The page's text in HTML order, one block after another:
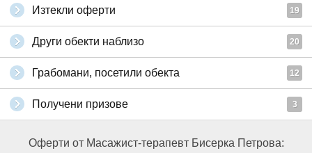
Изтекли оферти 19
Други обекти наблизо 20
Грабомани, посетили обекта 12
Получени призове 3
Оферти от Масажист-терапевт Бисерка Петрова: